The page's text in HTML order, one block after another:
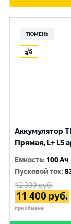
ТЮМЕНЬ
Аккумулятор
Прямая, L+ L5
Емкость: 100 Ач
Пусковой ток:
12 300руб.
11 400 руб.
при обмене